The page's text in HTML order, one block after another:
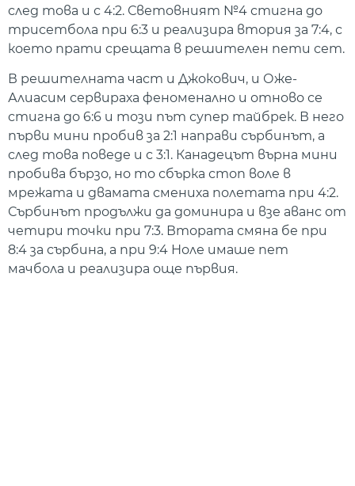
след това и с 4:2. Световният №4 стигна до
трисетбола при 6:3 и реализира втория за 7:4, с
което прати срещата в решителен пети сет.
В решителната част и Джокович, и Оже-
Алиасим сервираха феноменално и отново се
стигна до 6:6 и този път супер тайбрек. В него
първи мини пробив за 2:1 направи сърбинът, а
след това поведе и с 3:1. Канадецът върна мини
пробива бързо, но то сбърка стоп воле в
мрежата и двамата смениха полетата при 4:2.
Сърбинът продължи да доминира и взе аванс от
четири точки при 7:3. Втората смяна бе при
8:4 за сърбина, а при 9:4 Ноле имаше пет
мачбола и реализира още първия.